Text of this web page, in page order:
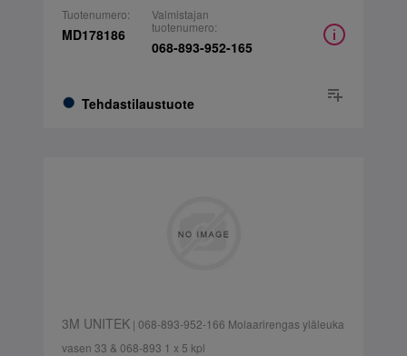
Tuotenumero:
MD178186
Tehdastilaustuote
Valmistajan
tuotenumero:
068-893-952-165
3M UNITEK| 068-893-952-166 Molaarirengas yläleuka
vasen 33 & 068-893 1 x 5 kpl